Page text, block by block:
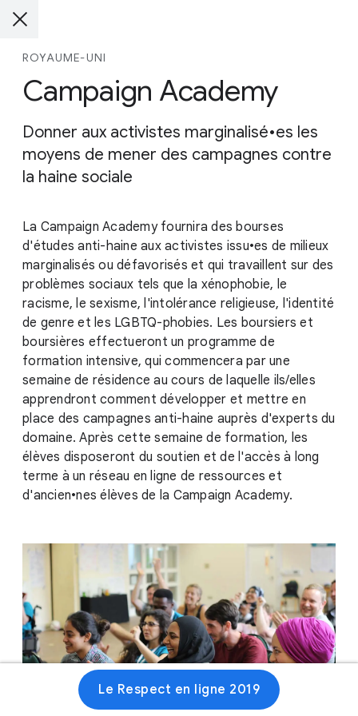
ROYAUME-UNI
Campaign Academy
Donner aux activistes marginalisé•es les
moyens de mener des campagnes contre
la haine sociale
La Campaign Academy fournira des bourses
d'études anti-haine aux activistes issu•es de milieux
marginalisés ou défavorisés et qui travaillent sur des
problèmes sociaux tels que la xénophobie, le
racisme, le sexisme, l'intolérance religieuse, l'identité
de genre et les LGBTQ-phobies. Les boursiers et
boursières effectueront un programme de
formation intensive, qui commencera par une
semaine de résidence au cours de laquelle ils/elles
apprendront comment développer et mettre en
place des campagnes anti-haine auprès d'experts du
domaine. Après cette semaine de formation, les
élèves disposeront du soutien et de l'accès à long
terme à un réseau en ligne de ressources et
d'ancien•nes élèves de la Campaign Academy.
Le Respect en ligne 2019